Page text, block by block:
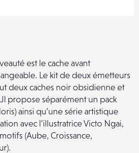
est le cache avant
Le kit de deux émetteurs
deux caches noir obsidienne et
propose séparément un pack
ainsi qu’une série artistique
avec l’illustratrice Victo Ngai,
(Aube, Croissance,